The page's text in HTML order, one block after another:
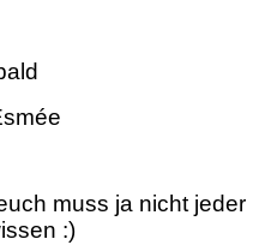
muss ja nicht jeder
:)